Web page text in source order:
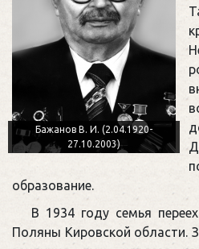
Бажанов В. И. (2.04.1920-
27.10.2003)
образование.
В 1934 году семья
Поляны Кировской области.